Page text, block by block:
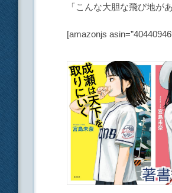
「こんな大胆な飛び地が
[amazonjs